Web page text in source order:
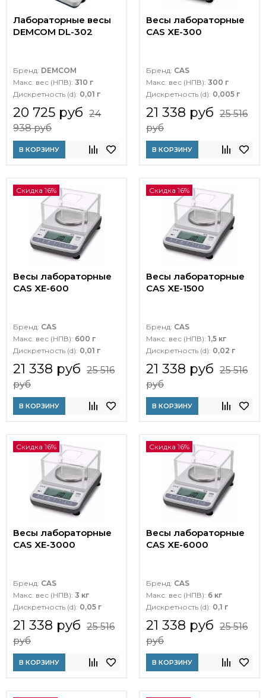
Лабораторные весы
DEMCOM DL-302
Бренд: DEMCOM
Макс. вес (НПВ): 310 г
Дискретность (d): 0,01 г
20 725 руб 24
938 руб
В КОРЗИНУ
Весы лабораторные
CAS XE-300
Бренд: CAS
Макс. вес (НПВ): 300 г
Дискретность (d): 0,005 г
21 338 руб 25 516
руб
В КОРЗИНУ
Скидка 16%
Весы лабораторные
CAS XE-600
Бренд: CAS
Макс. вес (НПВ): 600 г
Дискретность (d): 0,01 г
21 338 руб 25 516
руб
В КОРЗИНУ
Скидка 16%
Весы лабораторные
CAS XE-1500
Бренд: CAS
Макс. вес (НПВ): 1,5 кг
Дискретность (d): 0,02 г
21 338 руб 25 516
руб
В КОРЗИНУ
Скидка 16%
Весы лабораторные
CAS XE-3000
Бренд: CAS
Макс. вес (НПВ): 3 кг
Дискретность (d): 0,05 г
21 338 руб 25 516
руб
В КОРЗИНУ
Скидка 16%
Весы лабораторные
CAS XE-6000
Бренд: CAS
Макс. вес (НПВ): 6 кг
Дискретность (d): 0,1 г
21 338 руб 25 516
руб
В КОРЗИНУ